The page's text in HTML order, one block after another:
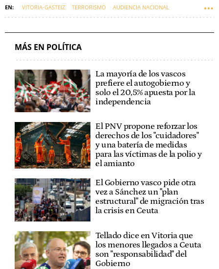
VITORIA-GASTEIZ TERRORISMO AUDIENCIA NACIONAL
MÁS EN POLÍTICA
La mayoría de los vascos
prefiere el autogobierno y
solo el 20,5% apuesta por la
independencia
El PNV propone reforzar los
derechos de los "cuidadores"
y una batería de medidas
para las víctimas de la polio y
el amianto
El Gobierno vasco pide otra
vez a Sánchez un "plan
estructural" de migración tras
la crisis en Ceuta
Tellado dice en Vitoria que
los menores llegados a Ceuta
son "responsabilidad" del
Gobierno